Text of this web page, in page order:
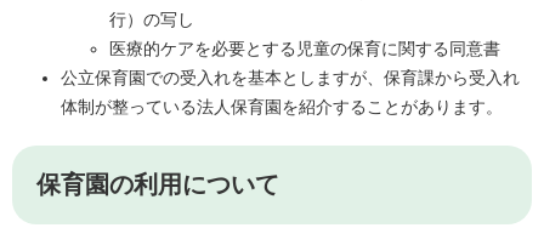
行）の写し
医療的ケアを必要とする児童の保育に関する同意書
公立保育園での受入れを基本としますが、保育課から受入れ
体制が整っている法人保育園を紹介することがあります。
保育園の利用について